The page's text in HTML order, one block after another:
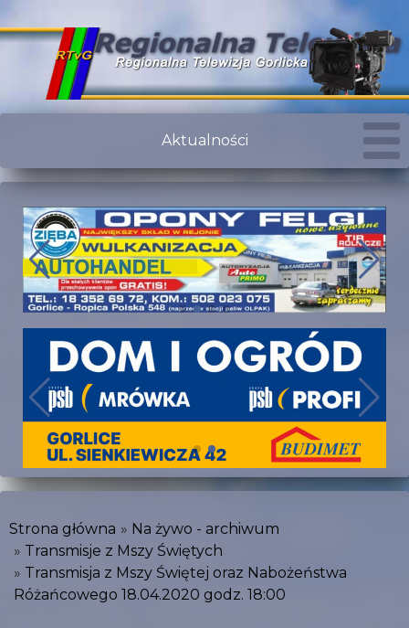
Aktualności
Strona główna
Na żywo - archiwum
Transmisje z Mszy Świętych
Transmisja z Mszy Świętej oraz Nabożeństwa
Różańcowego 18.04.2020 godz. 18:00